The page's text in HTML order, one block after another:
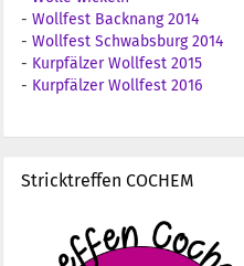
- Wollfest Backnang 2014
- Wollfest Schwabsburg 2014
- Kurpfälzer Wollfest 2015
- Kurpfälzer Wollfest 2016
Stricktreffen COCHEM